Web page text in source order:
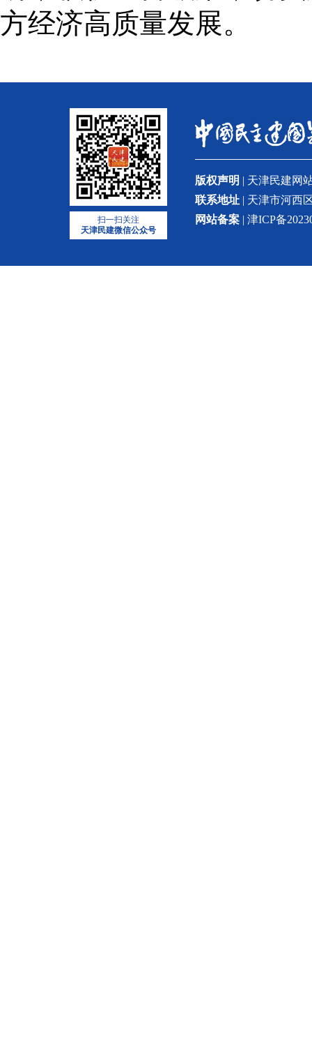
方经济高质量发展。
扫一扫关注
天津民建微信公众号
版权声明 | 天津民建网
联系地址 | 天津市河西
网站备案 | 津ICP备